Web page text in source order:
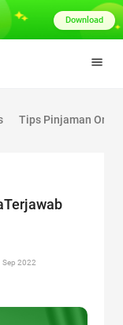
Tips Pinjaman
Sep 2022
Download